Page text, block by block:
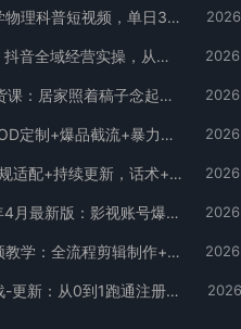
抖音7W粉博主亲授！数学物理科普短视频，单日300-500，伙伴计划+收徒+商单全变现
2026新实体获客必修课：抖音全域经营实操，从认知破局到持续盈利
抖音绿幕+视频号直播带货课：居家照着稿子念起号，手机电脑双场景搭建全流程
东南亚TK本土店实操：POD定制+爆品截流+暴力冷启动，0粉也能开橱窗带货
抖音自然流拉爆教程：新规适配+持续更新，话术+投放+起号一站式实战教学（更新26年5月11）
抖音卡日常搬运术2026年4月最新版：影视账号爆款涨粉玩法，外面售价5000元核心
抖音7W博主电影盘点视频教学：全流程剪辑制作+收益开通+商单收徒，零基础快速变现
2026TikTok跨境电商实战-更新：从0到1跑通注册选品上架，出单发货回款全流程手把手教学